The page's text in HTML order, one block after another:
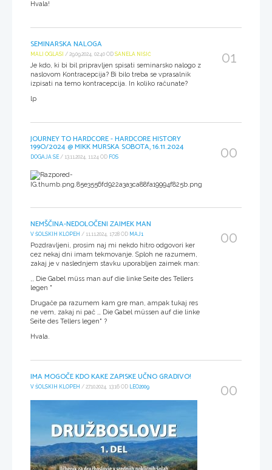
Hvala!
SEMINARSKA NALOGA
MALI OGLASI / 29.09.2024, 02:40 OD SANELA NIŠIĆ
Je kdo, ki bi bil pripravljen spisati seminarsko nalogo z
naslovom Kontracepcija? Bi bilo treba se vprasalnik
izpisati na temo kontracepcija. In koliko računate?
lp
01
JOURNEY TO HARDCORE - HARDCORE HISTORY
199O/2024 @ MIKK MURSKA SOBOTA, 16.11.2024
DOGAJA SE / 13.11.2024, 11:24 OD FOS 00
NEMŠČINA-NEDOLOČENI ZAIMEK MAN
V ŠOLSKIH KLOPEH / 11.11.2024, 17:28 OD MAJ1
Pozdravljeni, prosim naj mi nekdo hitro odgovori ker
cez nekaj dni imam tekmovanje. Sploh ne razumem,
zakaj je v naslednjem stavku uporabljen zaimek man:
,, Die Gabel müss man auf die linke Seite des Tellers
legen "
Drugače pa razumem kam gre man, ampak tukaj res
ne vem, zakaj ni pač ,, Die Gabel müssen auf die linke
Seite des Tellers legen" ?
Hvala.
00
IMA MOGOČE KDO KAKE ZAPISKE UČNO GRADIVO!
V ŠOLSKIH KLOPEH / 27.10.2024, 13:16 OD LEO2009 00